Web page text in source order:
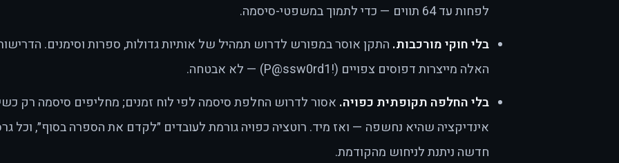
לפחות עד 64 תווים — כדי לתמוך במשפטי-סיסמה.
בלי חוקי מורכבות. התקן אוסר במפורש לדרוש תמהיל של אותיות גדולות, ספרות וסימנים.
האלה מייצרות דפוסים צפויים (!P@ssw0rd1) — לא אבטחה.
בלי החלפה תקופתית כפויה. אסור לדרוש החלפת סיסמה לפי לוח זמנים; מחליפים סיסמה רק
אינדיקציה שהיא נחשפה — ואז מיד. רוטציה כפויה גורמת לעובדים ״לקדם את הספרה בסוף״, וכל
חדשה ניתנת לניחוש מהקודמת.